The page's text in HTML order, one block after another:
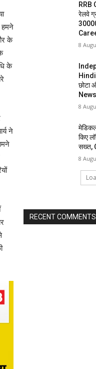
हमने
के
के
ने
RRB
रेलवे
8
Hindi
छोटा
News
8
किए
सख्त,
8
RECENT COMMENTS